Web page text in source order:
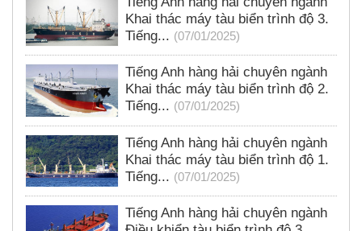
Khai thác máy tàu biển trình độ 3.
Tiếng... (07/01/2025)
Tiếng Anh hàng hải chuyên ngành
Khai thác máy tàu biển trình độ 2.
Tiếng... (07/01/2025)
Tiếng Anh hàng hải chuyên ngành
Khai thác máy tàu biển trình độ 1.
Tiếng... (07/01/2025)
Tiếng Anh hàng hải chuyên ngành